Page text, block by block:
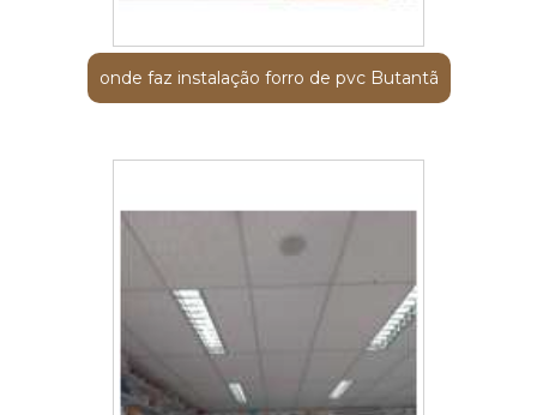
onde faz instalação forro de pvc Butantã